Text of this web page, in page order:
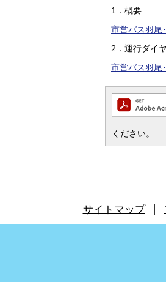
1．概要
市営バス羽尾
2．運行ダイ
市営バス羽尾
ください。
サイトマップ